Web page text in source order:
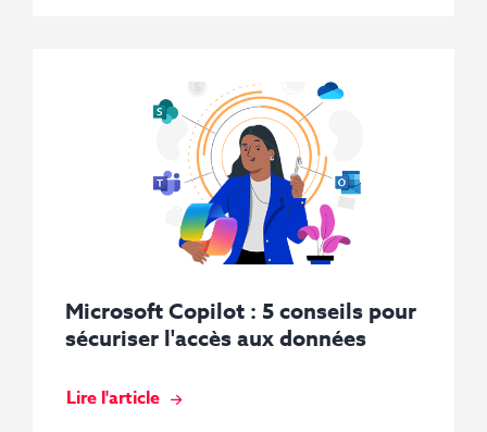
Microsoft Copilot : 5 conseils pour
sécuriser l'accès aux données
Lire l'article